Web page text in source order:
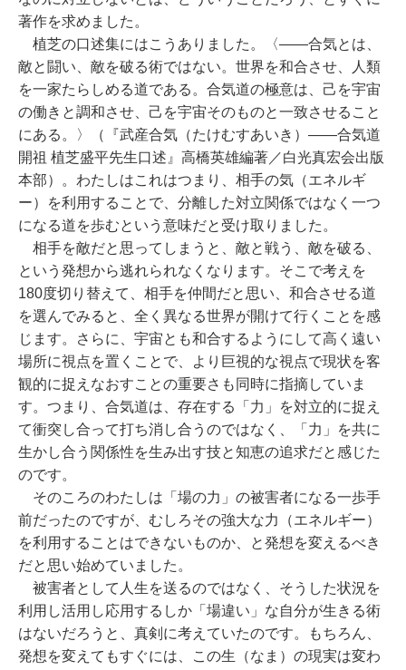
著作を求めました。
植芝の口述集にはこうありました。〈――合気とは、
敵と闘い、敵を破る術ではない。世界を和合させ、人類
を一家たらしめる道である。合気道の極意は、己を宇宙
の働きと調和させ、己を宇宙そのものと一致させること
にある。〉（『武産合気（たけむすあいき）――合気道
開祖 植芝盛平先生口述』高橋英雄編著／白光真宏会出版
本部）。わたしはこれはつまり、相手の気（エネルギ
ー）を利用することで、分離した対立関係ではなく一つ
になる道を歩むという意味だと受け取りました。
相手を敵だと思ってしまうと、敵と戦う、敵を破る、
という発想から逃れられなくなります。そこで考えを
180度切り替えて、相手を仲間だと思い、和合させる道
を選んでみると、全く異なる世界が開けて行くことを感
じます。さらに、宇宙とも和合するようにして高く遠い
場所に視点を置くことで、より巨視的な視点で現状を客
観的に捉えなおすことの重要さも同時に指摘していま
す。つまり、合気道は、存在する「力」を対立的に捉え
て衝突し合って打ち消し合うのではなく、「力」を共に
生かし合う関係性を生み出す技と知恵の追求だと感じた
のです。
そのころのわたしは「場の力」の被害者になる一歩手
前だったのですが、むしろその強大な力（エネルギー）
を利用することはできないものか、と発想を変えるべき
だと思い始めていました。
被害者として人生を送るのではなく、そうした状況を
利用し活用し応用するしか「場違い」な自分が生きる術
はないだろうと、真剣に考えていたのです。もちろん、
発想を変えてもすぐには、この生（なま）の現実は変わ